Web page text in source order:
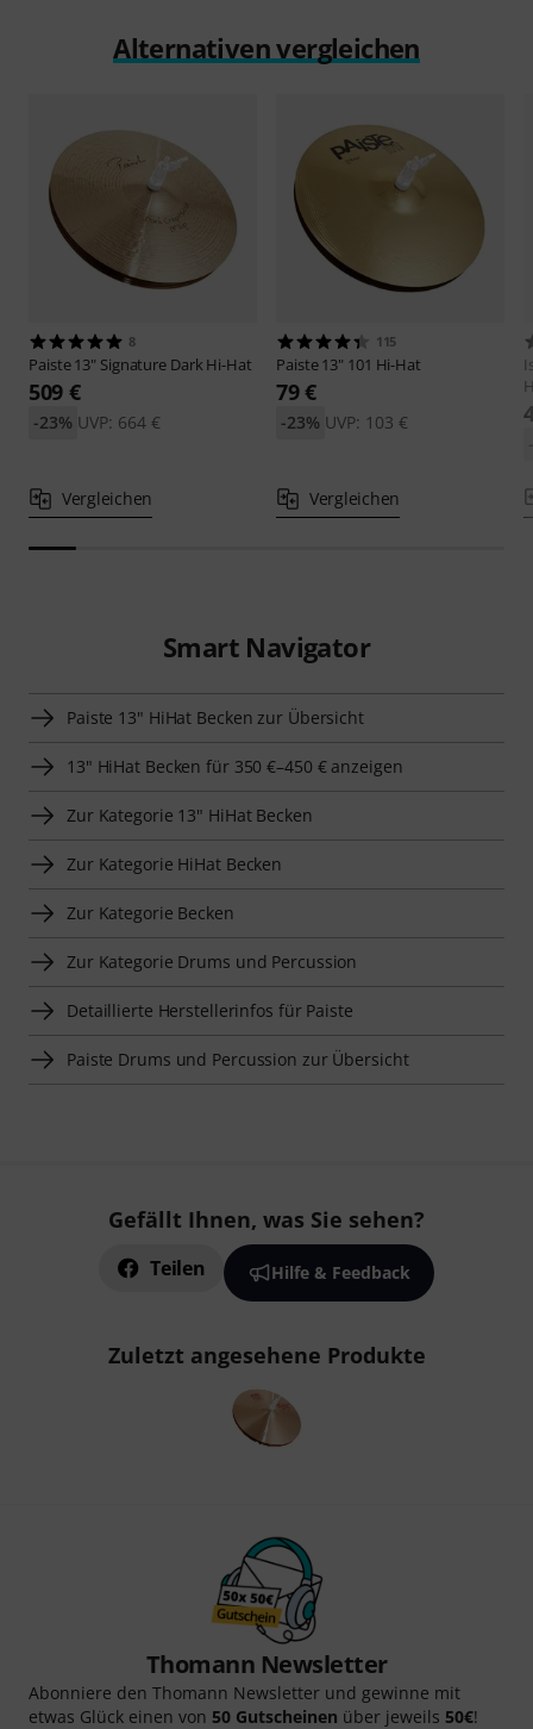
Alternativen vergleichen
8
Paiste13" Signature Dark Hi-Hat
509 €
UVP: 664 €
-23%
Vergleichen
115
Paiste13" 101 Hi-Hat
79 €
UVP: 103 €
-23%
Vergleichen
Smart Navigator
Paiste 13" HiHat Becken zur Übersicht
13" HiHat Becken für 350 €–450 € anzeigen
Zur Kategorie 13" HiHat Becken
Zur Kategorie HiHat Becken
Zur Kategorie Becken
Zur Kategorie Drums und Percussion
Detaillierte Herstellerinfos für Paiste
Paiste Drums und Percussion zur Übersicht
Gefällt Ihnen, was Sie sehen?
Teilen Hilfe & Feedback
Zuletzt angesehene Produkte
Thomann Newsletter
Abonniere den Thomann Newsletter und gewinne mit
etwas Glück einen von 50 Gutscheinen über jeweils 50€!